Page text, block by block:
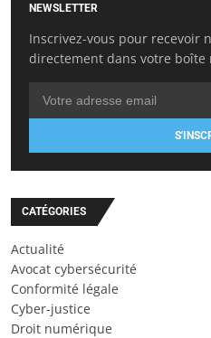
NEWSLETTER
Inscrivez-vous pour recevoir
directement dans votre boîte
CATÉGORIES
Actualité
Avocat cybersécurité
Conformité légale
Cyber-justice
Droit numérique